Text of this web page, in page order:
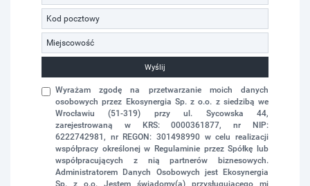
Wyślij
Wyrażam zgodę na przetwarzanie moich danych
osobowych przez Ekosynergia Sp. z o.o. z siedzibą we
Wrocławiu (51-319) przy ul. Sycowska 44,
zarejestrowaną w KRS: 0000361877, nr NIP:
6222742981, nr REGON: 301498990 w celu realizacji
współpracy określonej w Regulaminie przez Spółkę lub
współpracujących z nią partnerów biznesowych.
Administratorem Danych Osobowych jest Ekosynergia